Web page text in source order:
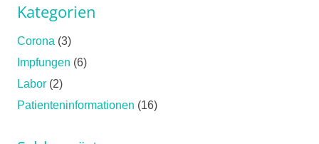
Kategorien
Corona (3)
Impfungen (6)
Labor (2)
Patienteninformationen (16)